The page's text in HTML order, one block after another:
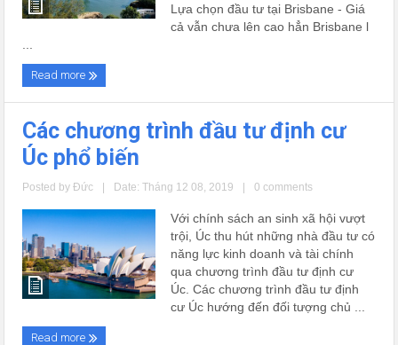
Lựa chọn đầu tư tại Brisbane - Giá
cả vẫn chưa lên cao hẳn Brisbane l
Read more
Các chương trình đầu tư định cư
Úc phổ biến
Posted byĐức Date: Tháng 12 08, 2019 0 comments
Với chính sách an sinh xã hội vượt
trội, Úc thu hút những nhà đầu tư có
năng lực kinh doanh và tài chính
qua chương trình đầu tư định cư
Úc. Các chương trình đầu tư định
cư Úc hướng đến đối tượng chủ ...
Read more